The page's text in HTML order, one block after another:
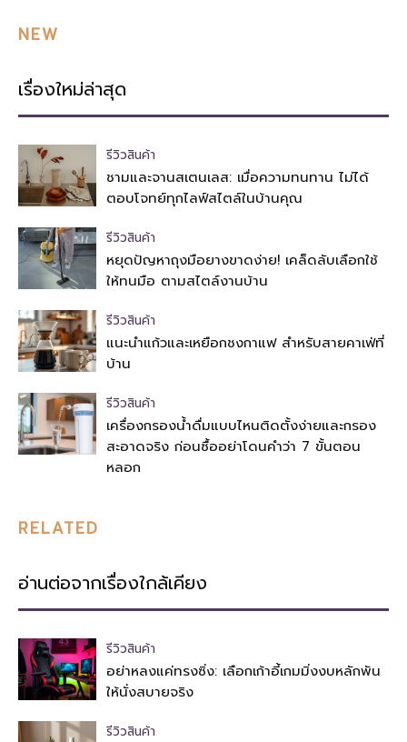
NEW
เรื่องใหม่ล่าสุด
รีวิวสินค้า
ชามและจานสเตนเลส: เมื่อความทนทาน ไม่ได้
ตอบโจทย์ทุกไลฟ์สไตล์ในบ้านคุณ
รีวิวสินค้า
หยุดปัญหาถุงมือยางขาดง่าย! เคล็ดลับเลือกใช้
ให้ทนมือ ตามสไตล์งานบ้าน
รีวิวสินค้า
แนะนำแก้วและเหยือกชงกาแฟ สำหรับสายคาเฟ่ที่
บ้าน
รีวิวสินค้า
เครื่องกรองน้ำดื่มแบบไหนติดตั้งง่ายและกรอง
สะอาดจริง ก่อนซื้ออย่าโดนคำว่า 7 ขั้นตอน
หลอก
RELATED
อ่านต่อจากเรื่องใกล้เคียง
รีวิวสินค้า
อย่าหลงแค่ทรงซิ่ง: เลือกเก้าอี้เกมมิ่งงบหลักพัน
ให้นั่งสบายจริง
รีวิวสินค้า